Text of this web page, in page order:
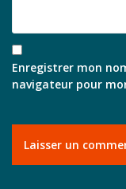
Enregistrer mon
navigateur pour